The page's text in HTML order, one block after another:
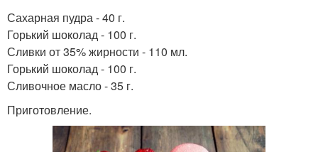
Сахарная пудра - 40 г.
Горький шоколад - 100 г.
Сливки от 35% жирности - 110 мл.
Горький шоколад - 100 г.
Сливочное масло - 35 г.
Приготовление.